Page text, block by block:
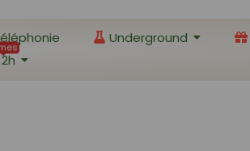
Underground